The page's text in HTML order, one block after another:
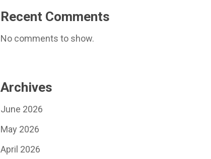
Recent Comments
No comments to show.
Archives
June 2026
May 2026
April 2026